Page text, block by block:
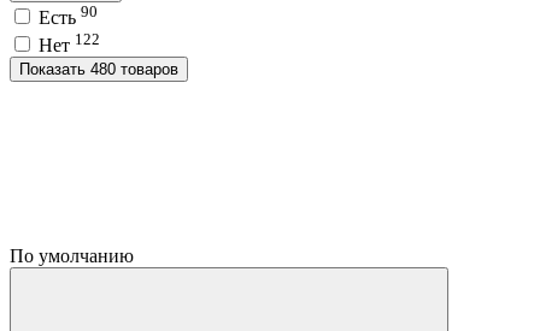
Есть 90
Нет 122
Показать 480 товаров
По умолчанию